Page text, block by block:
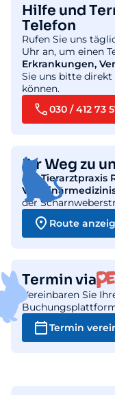
Hilfe und
Telefon
Rufen Sie uns
Uhr an, um einen
Erkrankungen,
Sie uns bitte
können.
030 / 412 73
Ihr Weg zu
DieTierarztpraxis
der
Route
Termin via
Vereinbaren Sie
Termin